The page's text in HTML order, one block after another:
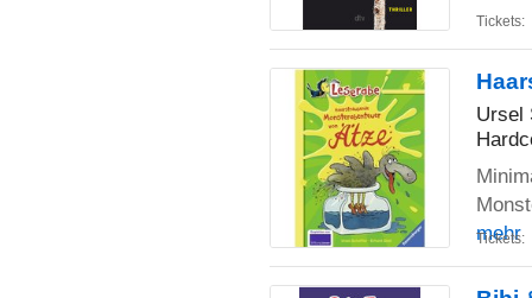
Tickets:
Ursel
mehr
Tickets: